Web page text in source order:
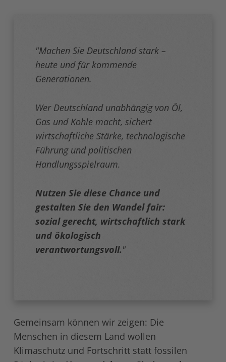
"Machen Sie Deutschland stark –
heute und für kommende
Generationen.
Wer Deutschland unabhängig von Öl,
Gas und Kohle macht, sichert
wirtschaftliche Stärke, technologische
Führung und politischen
Handlungsspielraum.
Nutzen Sie diese Chance und
gestalten Sie den Wandel fair:
sozial gerecht, wirtschaftlich stark
und ökologisch
verantwortungsvoll."
Gemeinsam können wir zeigen: Die
Menschen in diesem Land wollen
Klimaschutz und Fortschritt statt fossilen